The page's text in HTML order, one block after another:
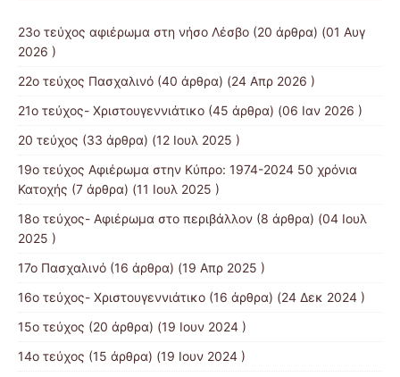
23ο τεύχος αφιέρωμα στη νήσο Λέσβο (20 άρθρα) (01 Αυγ
2026 )
22ο τεύχος Πασχαλινό (40 άρθρα) (24 Απρ 2026 )
21ο τεύχος- Χριστουγεννιάτικο (45 άρθρα) (06 Ιαν 2026 )
20 τεύχος (33 άρθρα) (12 Ιουλ 2025 )
19o τεύχος Αφιέρωμα στην Κύπρο: 1974-2024 50 χρόνια
Κατοχής (7 άρθρα) (11 Ιουλ 2025 )
18ο τεύχος- Αφιέρωμα στο περιβάλλον (8 άρθρα) (04 Ιουλ
2025 )
17ο Πασχαλινό (16 άρθρα) (19 Απρ 2025 )
16ο τεύχος- Χριστουγεννιάτικο (16 άρθρα) (24 Δεκ 2024 )
15ο τεύχος (20 άρθρα) (19 Ιουν 2024 )
14ο τεύχος (15 άρθρα) (19 Ιουν 2024 )